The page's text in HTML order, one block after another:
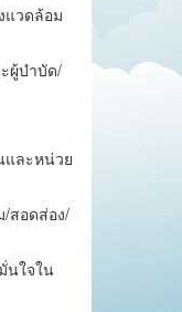
แวดล้อม
ผู้บำบัด/
และหน่วย
สอดส่อง/
นใจใน